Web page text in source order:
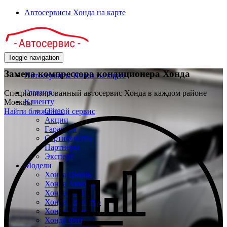
Автосервисы Хонда на карте
Toggle navigation
Автосервисы Honda на карте
Главная
Клиенту
О нас
Акции
Гарантия
Сертификаты
Партнёры
Эксперт
Модели
Хонда Цивик
Хонда Аккорд
Хонда СРВ
Хонда Кросстур
Хонда Пилот
Хонда Фит
Замена компрессора кондиционера Хонда
Специализированный автосервис Хонда в каждом районе
Москвы
Найти ближайший сервис